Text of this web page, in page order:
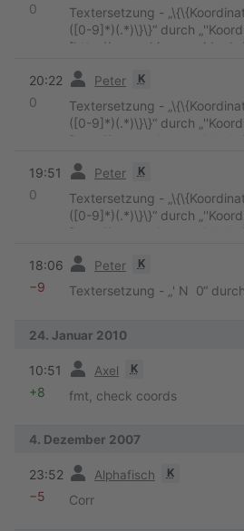
0
Textersetzung -
([0-9]*)(.*)\}\}“ durch
[http://www.skipperguide.de/
20:22 Peter K
0
Textersetzung -
([0-9]*)(.*)\}\}“ durch
[http://www.skipperguide.de/
19:51 Peter K
0
Textersetzung -
([0-9]*)(.*)\}\}“ durch
[http://www.skipperguide.de/
18:06 Peter K
−9 Textersetzung - „' N 0“
24. Januar 2010
10:51 Axel K
+8 fmt, check coords
4. Dezember 2007
23:52 Alphafisch K
−5 Corr